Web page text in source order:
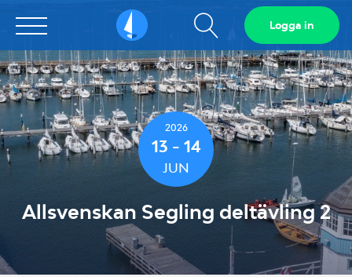
Sailarena Visa
sökfält
Logga in
2026
13 - 14
JUN
Allsvenskan Segling deltävling 2